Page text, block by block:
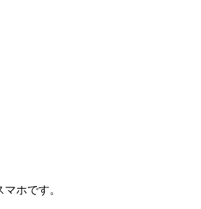
ホです。